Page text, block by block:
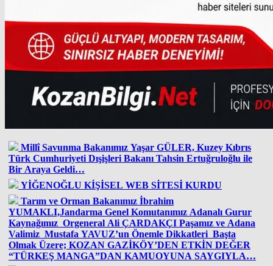
Millî Savunma Bakanımız Yaşar GÜLER, Kuzey Kıbrıs
Türk Cumhuriyeti Dışişleri Bakanı Tahsin Ertuğruloğlu ile
Bir Araya Geldi…
YİĞENOĞLU KİŞİSEL WEB SİTESİ KURDU
Tarım ve Orman Bakanımız İbrahim
YUMAKLI,Jandarma Genel Komutanımız Adanalı Gurur
Kaynağımız Orgeneral Ali ÇARDAKÇI Paşamız ve Adana
Valimiz Mustafa YAVUZ’un Önemle Dikkatleri Başta
Olmak Üzere; KOZAN GAZİKÖY’DEN ETKİN DEĞER
“TÜRKEŞ MANGA”DAN KAMUOYUNA SAYGIYLA…